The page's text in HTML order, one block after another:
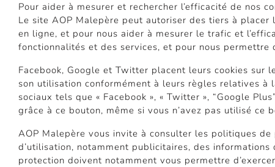
Pour aider à mesurer et rechercher l’efficacité de nos
Le site AOP Malepère peut autoriser des tiers à
en ligne, et pour nous aider à mesurer le trafic et
fonctionnalités et des services, et pour nous
Facebook, Google et Twitter placent leurs cookies sur
son utilisation conformément à leurs règles relatives à
sociaux tels que « Facebook », « Twitter », “Google
grâce à ce bouton, même si vous n’avez pas utilisé
AOP Malepère vous invite à consulter les politiques
d’utilisation, notamment publicitaires, des
protection doivent notamment vous permettre